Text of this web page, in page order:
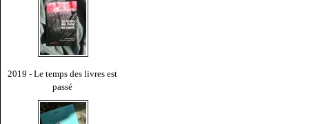
2019 - Le temps des livres est
passé